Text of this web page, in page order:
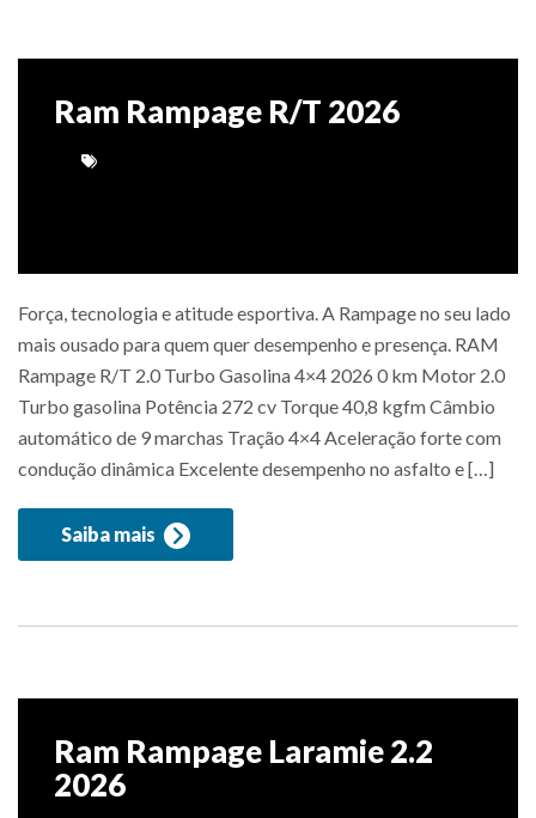
Ram Rampage R/T 2026
Força, tecnologia e atitude esportiva. A Rampage no seu lado
mais ousado para quem quer desempenho e presença. RAM
Rampage R/T 2.0 Turbo Gasolina 4×4 2026 0 km Motor 2.0
Turbo gasolina Potência 272 cv Torque 40,8 kgfm Câmbio
automático de 9 marchas Tração 4×4 Aceleração forte com
condução dinâmica Excelente desempenho no asfalto e […]
Saiba mais
Ram Rampage Laramie 2.2
2026